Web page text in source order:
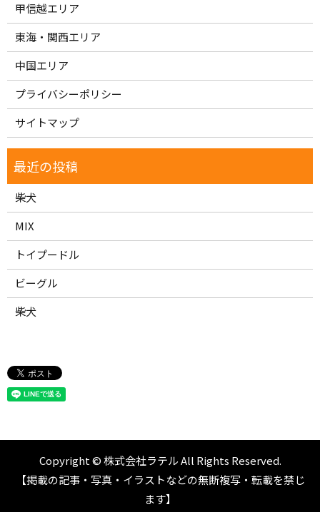
甲信越エリア
東海・関西エリア
中国エリア
プライバシーポリシー
サイトマップ
柴犬
MIX
トイプードル
ビーグル
柴犬
Copyright © 株式会社ラテル All Rights Reserved.
【掲載の記事・写真・イラストなどの無断複写・転載を禁じ
ます】